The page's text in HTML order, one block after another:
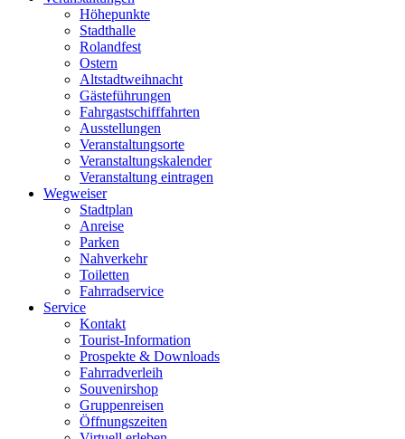
Höhepunkte
Stadthalle
Rolandfest
Ostern
Altstadtweihnacht
Gästeführungen
Fahrgastschifffahrten
Ausstellungen
Veranstaltungsorte
Veranstaltungskalender
Veranstaltung eintragen
Wegweiser
Stadtplan
Anreise
Parken
Nahverkehr
Toiletten
Fahrradservice
Service
Kontakt
Tourist-Information
Prospekte & Downloads
Fahrradverleih
Souvenirshop
Gruppenreisen
Öffnungszeiten